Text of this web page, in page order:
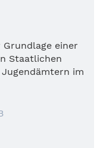
einer
Staatlichen
im